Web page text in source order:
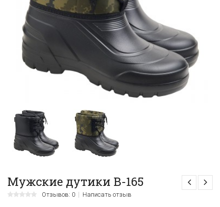
Мужские дутики В-165
Отзывов: 0 Написать отзыв